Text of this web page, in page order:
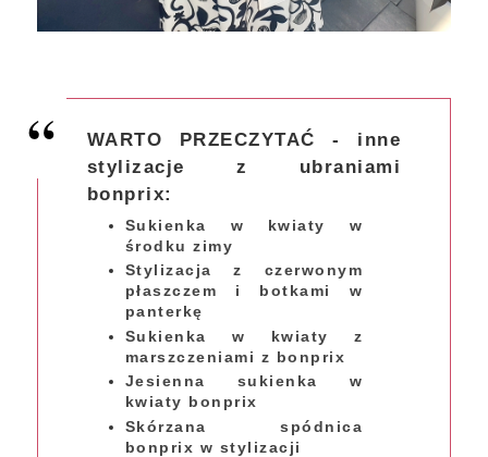
WARTO PRZECZYTAĆ - inne
stylizacje z ubraniami
bonprix:
Sukienka w kwiaty w
środku zimy
Stylizacja z czerwonym
płaszczem i botkami w
panterkę
Sukienka w kwiaty z
marszczeniami z bonprix
Jesienna sukienka w
kwiaty bonprix
Skórzana spódnica
bonprix w stylizacji